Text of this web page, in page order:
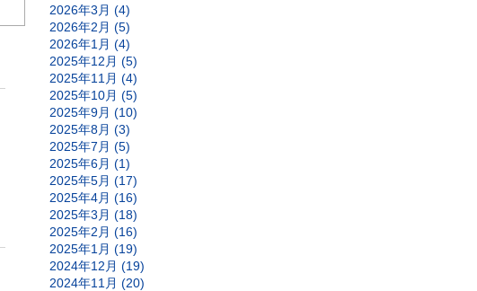
2026年3月 (4)
2026年2月 (5)
2026年1月 (4)
2025年12月 (5)
2025年11月 (4)
2025年10月 (5)
2025年9月 (10)
2025年8月 (3)
2025年7月 (5)
2025年6月 (1)
2025年5月 (17)
2025年4月 (16)
2025年3月 (18)
2025年2月 (16)
2025年1月 (19)
2024年12月 (19)
2024年11月 (20)